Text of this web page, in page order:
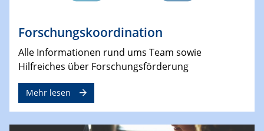
Forschungskoordination
Alle Informationen rund ums Team sowie
Hilfreiches über Forschungsförderung
Mehr lesen